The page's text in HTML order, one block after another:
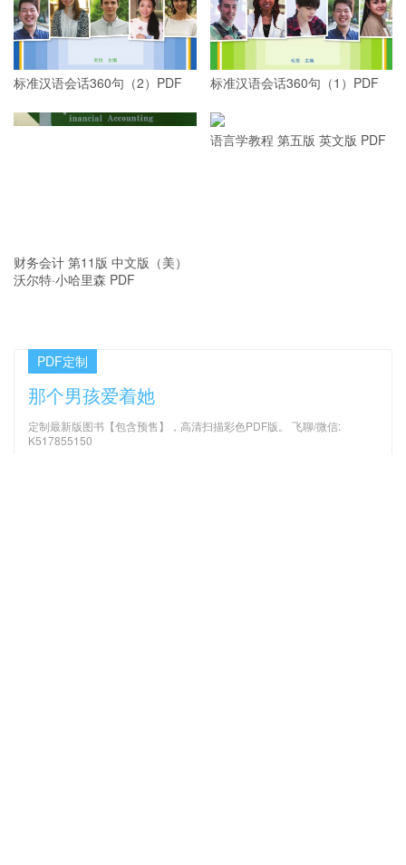
标准汉语会话360句（2）PDF 标准汉语会话360句（1）PDF
财务会计 第11版 中文版（美）
沃尔特·小哈里森 PDF
语言学教程 第五版 英文版 PDF
PDF定制
那个男孩爱着她
定制最新版图书【包含预售】，高清扫描彩色PDF版。 飞聊/微信:
K517855150